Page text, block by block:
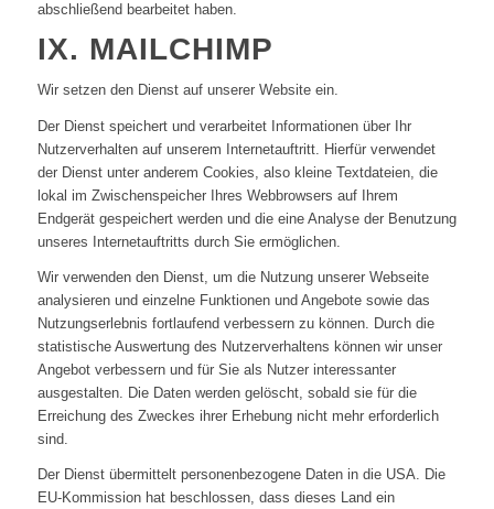
abschließend bearbeitet haben.
IX. MAILCHIMP
Wir setzen den Dienst auf unserer Website ein.
Der Dienst speichert und verarbeitet Informationen über Ihr
Nutzerverhalten auf unserem Internetauftritt. Hierfür verwendet
der Dienst unter anderem Cookies, also kleine Textdateien, die
lokal im Zwischenspeicher Ihres Webbrowsers auf Ihrem
Endgerät gespeichert werden und die eine Analyse der Benutzung
unseres Internetauftritts durch Sie ermöglichen.
Wir verwenden den Dienst, um die Nutzung unserer Webseite
analysieren und einzelne Funktionen und Angebote sowie das
Nutzungserlebnis fortlaufend verbessern zu können. Durch die
statistische Auswertung des Nutzerverhaltens können wir unser
Angebot verbessern und für Sie als Nutzer interessanter
ausgestalten. Die Daten werden gelöscht, sobald sie für die
Erreichung des Zweckes ihrer Erhebung nicht mehr erforderlich
sind.
Der Dienst übermittelt personenbezogene Daten in die USA. Die
EU-Kommission hat beschlossen, dass dieses Land ein